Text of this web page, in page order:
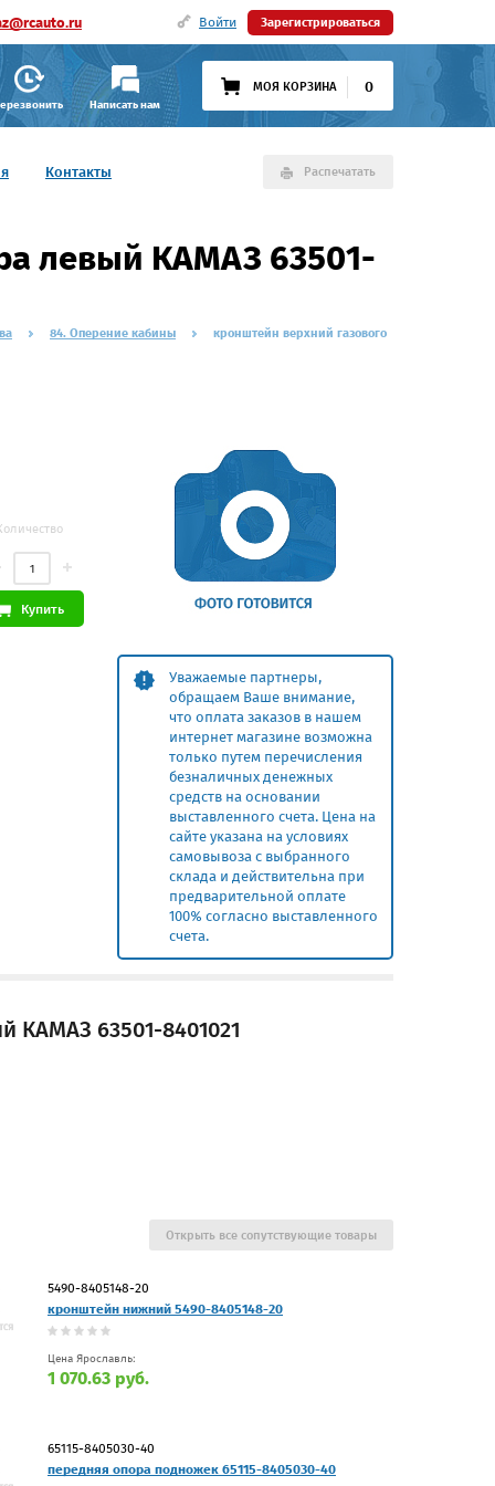
Войти Зарегистрироваться
Написать нам
МОЯ КОРЗИНА 0
Контакты Распечатать
левый КАМАЗ 63501-
84. Оперение кабины кронштейн верхний газового
Уважаемые партнеры,
обращаем Ваше внимание,
что оплата заказов в нашем
интернет магазине возможна
только путем перечисления
безналичных денежных
средств на основании
выставленного счета. Цена на
сайте указана на условиях
самовывоза с выбранного
склада и действительна при
предварительной оплате
100% согласно выставленного
счета.
Купить
КАМАЗ 63501-8401021
5490-8405148-20
кронштейн нижний 5490-8405148-20
Цена Ярославль:
1 070.63 руб.
65115-8405030-40
передняя опора подножек 65115-8405030-40
Открыть все сопутствующие товары